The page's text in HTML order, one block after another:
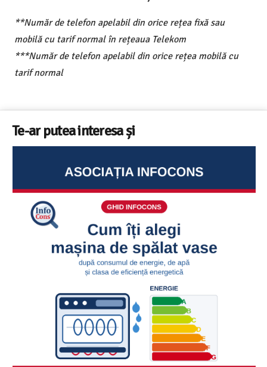
**Număr de telefon apelabil din orice rețea fixă sau
mobilă cu tarif normal în rețeaua Telekom
***Număr de telefon apelabil din orice rețea mobilă cu
tarif normal
Te-ar putea interesa și